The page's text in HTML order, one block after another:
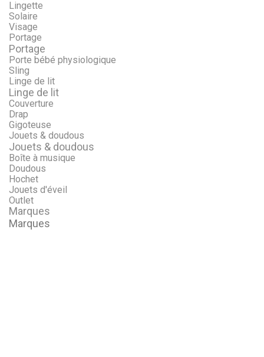
Lingette
Solaire
Visage
Portage
Portage
Porte bébé physiologique
Sling
Linge de lit
Linge de lit
Couverture
Drap
Gigoteuse
Jouets & doudous
Jouets & doudous
Boîte à musique
Doudous
Hochet
Jouets d'éveil
Outlet
Marques
Marques